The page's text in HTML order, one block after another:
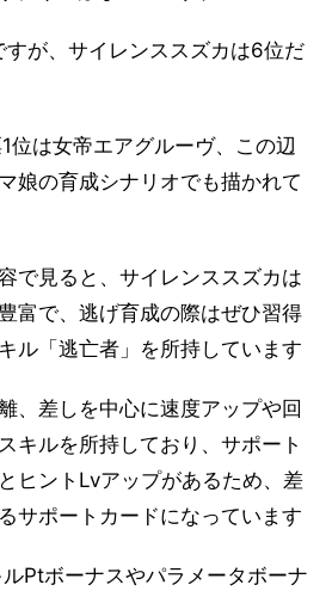
すが、サイレンススズカは6位だ
位は女帝エアグルーヴ、この辺
娘の育成シナリオでも描かれて
で見ると、サイレンススズカは
富で、逃げ育成の際はぜひ習得
ル「逃亡者」を所持しています
、差しを中心に速度アップや回
キルを所持しており、サポート
ヒントLvアップがあるため、差
サポートカードになっています
Ptボーナスやパラメータボーナ